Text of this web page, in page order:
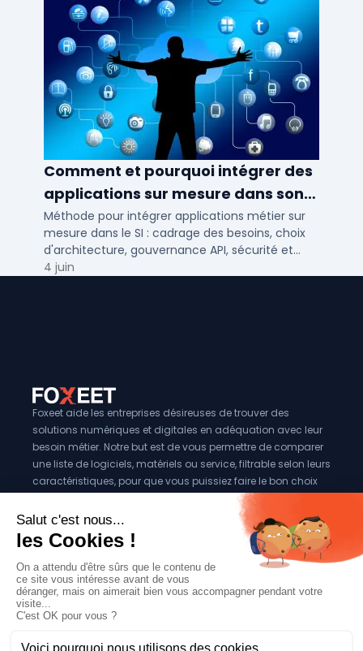
Comment et pourquoi intégrer des
applications sur mesure dans son
SI ?
Méthode pour intégrer applications métier sur
mesure dans le SI : cadrage des besoins, choix
d'architecture, gouvernance API, sécurité et
conduite du changement.
4 juin
Foxeet aide les entreprises désireuses de trouver des
solutions numériques et digitales en adéquation avec leur
besoin métier. Notre but est de vous permettre de comparer
une liste de logiciels, matériels ou service, filtrable selon leurs
caractéristiques, pour que vous puissiez faire le bon choix
Vous êtes éditeur?
Se référencer sur Foxeet
Réseaux
Mentions légales